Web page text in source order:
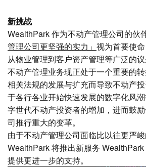
新挑战
WealthPark 作为不动产管理公司的伙
管理公司更坚强的实力」 视为首要使
从物业管理到客户资产管理等广泛的议
不动产管理业务现正处于一个重要的
相关法规的发展与扩充而导致不动产
于各行各业开始快速发展的数字化风
字世代不动产投资者的增加，进而鼓
司推行重大的变革。
由于不动产管理公司面临比以往更严峻
WealthPark 将推出新服务
提供更进一步的支持。